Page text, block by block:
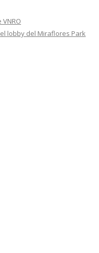
VNRO
lobby del Miraflores Park